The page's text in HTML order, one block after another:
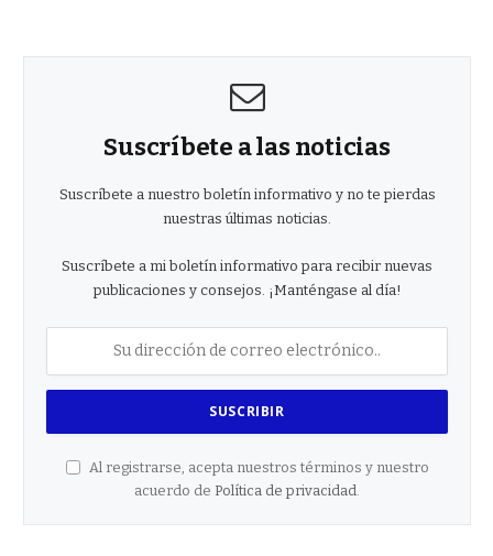
Suscríbete a las noticias
Suscríbete a nuestro boletín informativo y no te pierdas
nuestras últimas noticias.
Suscríbete a mi boletín informativo para recibir nuevas
publicaciones y consejos. ¡Manténgase al día!
Al registrarse, acepta nuestros términos y nuestro
acuerdo de Política de privacidad